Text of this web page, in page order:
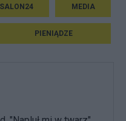
MEDIA
PIENIĄDZE